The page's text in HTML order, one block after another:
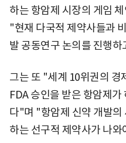
하는 항암제 시장의 게임
"현재 다국적 제약사들과
발 공동연구 논의를 진행
그는 또 "세계 10위권의 경
FDA 승인을 받은 항암제
다"며 "항암제 신약 개발의
하는 선구적 제약사가 나